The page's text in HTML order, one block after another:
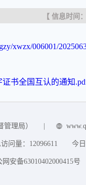
【 信息时间
xwzx/006001/
书全国互认的通知
理局）
问量： 12096611 今
网安备63010402000415号